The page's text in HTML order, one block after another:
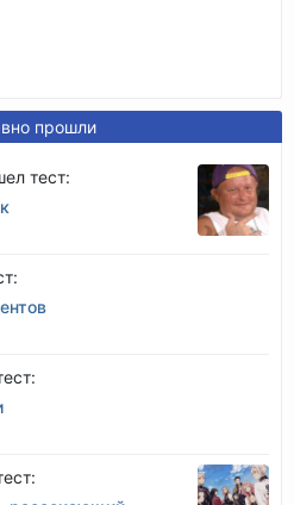
прошли
тест: